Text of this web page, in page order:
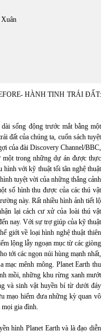
HÀNH TINH TRÁI ĐẤT:
sống động trước mắt bằng một
đất của chúng ta, cuốn sách tuyệt
của đài Discovery Channel/BBC,
trong những dự án được thực
hình với kỹ thuật tối tân nghệ thuật
tuyệt vời của những thắng cảnh
số hình thu được của các thú vật
này. Rất nhiều hình ảnh tiết lộ
lại cách cư xử của loài thú vật
nay. Với sự trợ giúp của kỹ thuật
giới về loại hình nghệ thuật thiên
lộng lẫy ngoạn mục từ các giòng
tới các ngọn núi hùng mạnh nhất,
mạc mênh mông. Planet Earth thu
mồi, những khu rừng xanh mướt
và sinh vật huyền bí từ dưới đáy
mạo hiểm đưa những kỳ quan vô
mọi gia đình.
hình Planet Earth và là đạo diễn